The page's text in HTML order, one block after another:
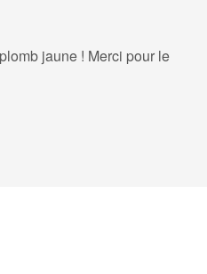
jaune ! Merci pour le